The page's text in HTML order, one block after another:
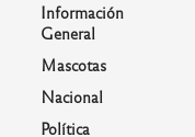
Información
General
Mascotas
Nacional
Política